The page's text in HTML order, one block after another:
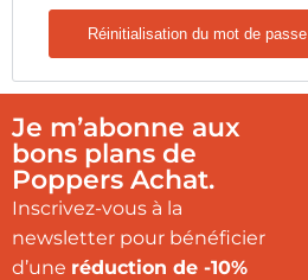
Réinitialisation du mot de passe
Je m’abonne aux
bons plans de
Poppers Achat.
Inscrivez-vous à la
newsletter pour bénéficier
d’une réduction de -10%